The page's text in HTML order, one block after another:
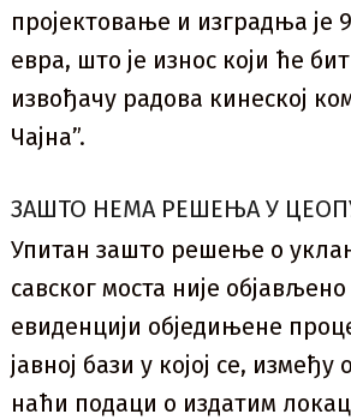
пројектовање и изградња је
евра, што је износ који ће
извођачу радова кинеској
Чајна”.
ЗАШТО НЕМА РЕШЕЊА У
Упитан зашто решење о
савског моста није
евиденцији обједињене
јавној бази у којој се, између
наћи подаци о издатим